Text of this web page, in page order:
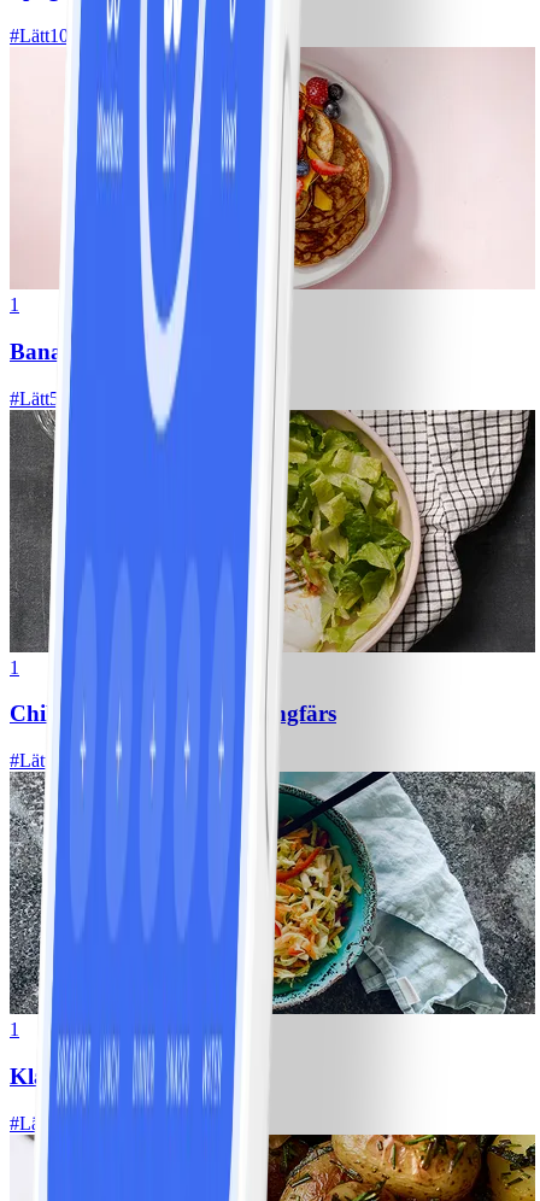
#Lätt10 MIN
1
Bananpannkakor
#Lätt5 MIN
1
Chili con carne med kycklingfärs
#Lätt
1
Klassisk vitkålssallad
#Lätt